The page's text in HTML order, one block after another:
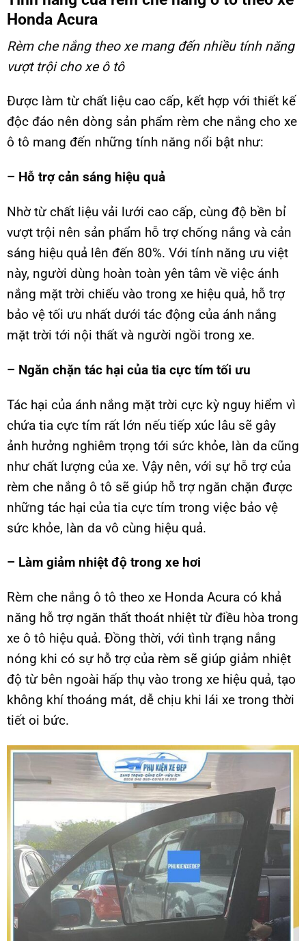
Honda Acura
Rèm che nắng theo xemang đến nhiều tính năng
vượt trội cho xe ô tô
Được làm từ chất liệu cao cấp, kết hợp với thiết kế
độc đáo nên dòng sản phẩm rèm che nắng cho xe
ô tô mang đến những tính năng nổi bật như:
– Hỗ trợ cản sáng hiệu quả
Nhờ từ chất liệu vải lưới cao cấp, cùng độ bền bỉ
vượt trội nên sản phẩm hỗ trợ chống nắng và cản
sáng hiệu quả lên đến 80%. Với tính năng ưu việt
này, người dùng hoàn toàn yên tâm về việc ánh
nắng mặt trời chiếu vào trong xe hiệu quả, hỗ trợ
bảo vệ tối ưu nhất dưới tác động của ánh nắng
mặt trời tới nội thất và người ngồi trong xe.
– Ngăn chặn tác hại của tia cực tím tối ưu
Tác hại của ánh nắng mặt trời cực kỳ nguy hiểm vì
chứa tia cực tím rất lớn nếu tiếp xúc lâu sẽ gây
ảnh hưởng nghiêm trọng tới sức khỏe, làn da cũng
như chất lượng của xe. Vậy nên, với sự hỗ trợ của
rèm che nắng ô tô sẽ giúp hỗ trợ ngăn chặn được
những tác hại của tia cực tím trong việc bảo vệ
sức khỏe, làn da vô cùng hiệu quả.
– Làm giảm nhiệt độ trong xe hơi
Rèm che nắng ô tô theo xe Honda Acura có khả
năng hỗ trợ ngăn thất thoát nhiệt từ điều hòa trong
xe ô tô hiệu quả. Đồng thời, với tình trạng nắng
nóng khi có sự hỗ trợ của rèm sẽ giúp giảm nhiệt
độ từ bên ngoài hấp thụ vào trong xe hiệu quả, tạo
không khí thoáng mát, dễ chịu khi lái xe trong thời
tiết oi bức.